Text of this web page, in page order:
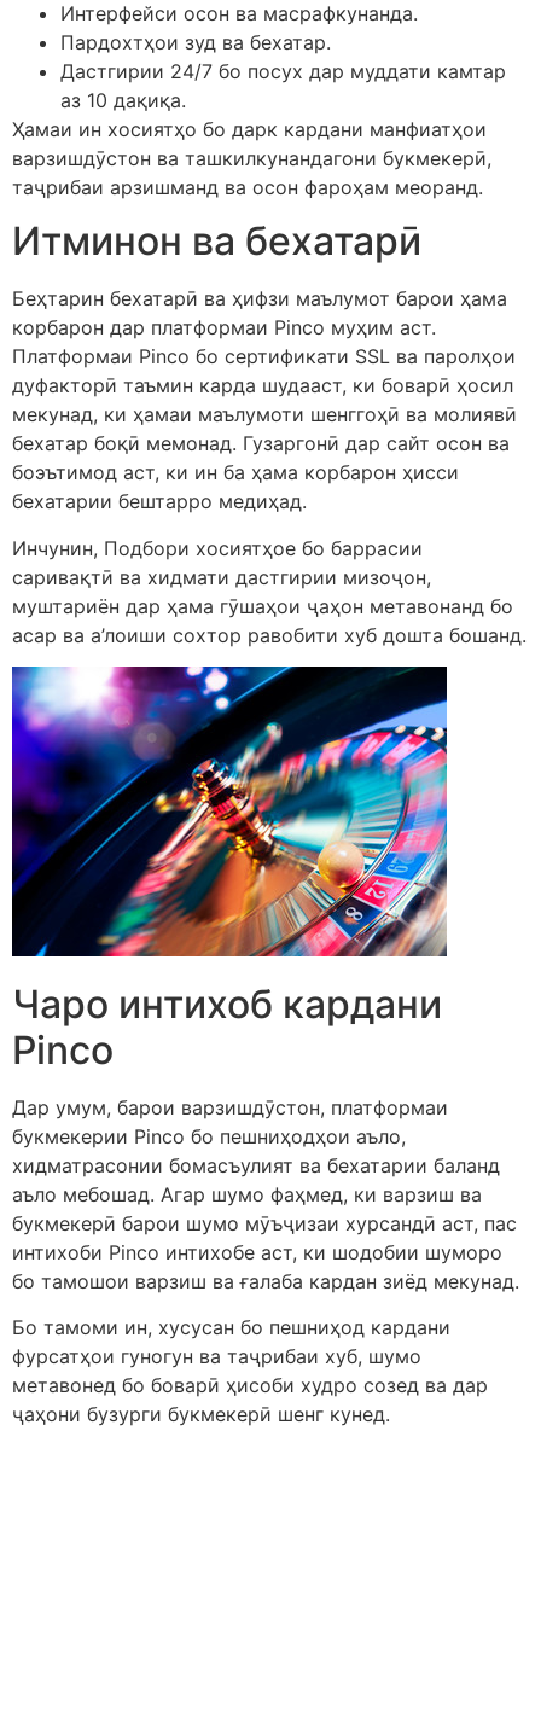
Интерфейси осон ва масрафкунанда.
Пардохтҳои зуд ва бехатар.
Дастгирии 24/7 бо посух дар муддати камтар
аз 10 дақиқа.
Ҳамаи ин хосиятҳо бо дарк кардани манфиатҳои
варзишдӯстон ва ташкилкунандагони букмекерӣ,
таҷрибаи арзишманд ва осон фароҳам меоранд.
Итминон ва бехатарӣ
Беҳтарин бехатарӣ ва ҳифзи маълумот барои ҳама
корбарон дар платформаи Pinco муҳим аст.
Платформаи Pinco бо сертификати SSL ва паролҳои
дуфакторӣ таъмин карда шудааст, ки боварӣ ҳосил
мекунад, ки ҳамаи маълумоти шенггоҳӣ ва молиявӣ
бехатар боқӣ мемонад. Гузаргонӣ дар сайт осон ва
боэътимод аст, ки ин ба ҳама корбарон ҳисси
бехатарии бештарро медиҳад.
Инчунин, Подбори хосиятҳое бо баррасии
саривақтӣ ва хидмати дастгирии мизоҷон,
муштариён дар ҳама гӯшаҳои ҷаҳон метавонанд бо
асар ва а’лоиши сохтор равобити хуб дошта бошанд.
Чаро интихоб кардани
Pinco
Дар умум, барои варзишдӯстон, платформаи
букмекерии Pinco бо пешниҳодҳои аъло,
хидматрасонии бомасъулият ва бехатарии баланд
аъло мебошад. Агар шумо фаҳмед, ки варзиш ва
букмекерӣ барои шумо мӯъҷизаи хурсандӣ аст, пас
интихоби Pinco интихобе аст, ки шодобии шуморо
бо тамошои варзиш ва ғалаба кардан зиёд мекунад.
Бо тамоми ин, хусусан бо пешниҳод кардани
фурсатҳои гуногун ва таҷрибаи хуб, шумо
метавонед бо боварӣ ҳисоби худро созед ва дар
ҷаҳони бузурги букмекерӣ шенг кунед.